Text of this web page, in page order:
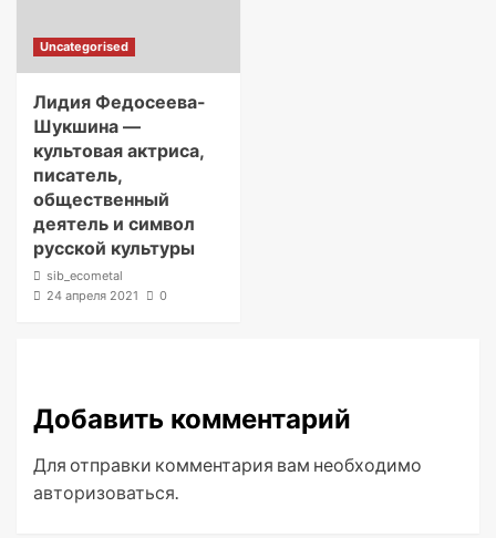
Uncategorised
Лидия Федосеева-
Шукшина —
культовая актриса,
писатель,
общественный
деятель и символ
русской культуры
sib_ecometal
24 апреля 2021
0
Добавить комментарий
Для отправки комментария вам необходимо
авторизоваться.